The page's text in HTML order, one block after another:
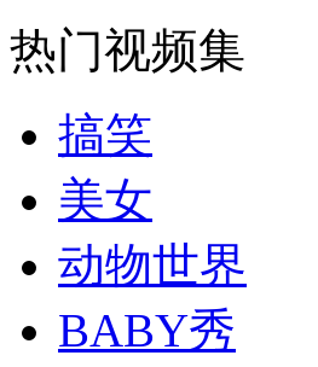
走！跟着总书记去植树
消防员救轻生者
热门视频集
搞笑
美女
动物世界
BABY秀